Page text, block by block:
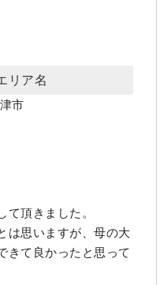
リア名
市
て頂きました。
は思いますが、母の大
きて良かったと思って